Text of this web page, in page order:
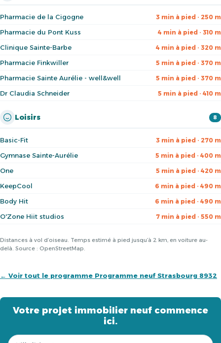
Pharmacie de la Cigogne 3 min à pied · 250 m
Pharmacie du Pont Kuss 4 min à pied · 310 m
Clinique Sainte-Barbe 4 min à pied · 320 m
Pharmacie Finkwiller 5 min à pied · 370 m
Pharmacie Sainte Aurélie - well&well 5 min à pied · 370 m
Dr Claudia Schneider 5 min à pied · 410 m
Loisirs 8
Basic-Fit 3 min à pied · 270 m
Gymnase Sainte-Aurélie 5 min à pied · 400 m
One 5 min à pied · 420 m
KeepCool 6 min à pied · 490 m
Body Hit 6 min à pied · 490 m
O'Zone Hiit studios 7 min à pied · 550 m
Distances à vol d’oiseau. Temps estimé à pied jusqu’à 2 km, en voiture au-
delà. Source : OpenStreetMap.
← Voir tout le programme Programme neuf Strasbourg 8932
Votre projet immobilier neuf commence
ici.